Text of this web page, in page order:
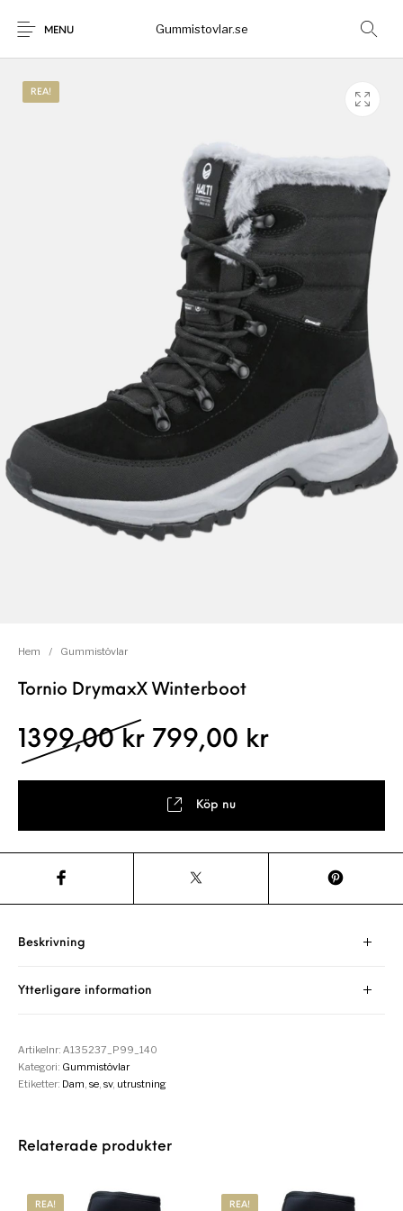
MENU Gummistovlar.se
REA!
Hem / Gummistövlar
Tornio DrymaxX Winterboot
1399,00 kr Det ursprungliga
799,00 krDet
Köp nu
Beskrivning
Ytterligare information
Artikelnr:A135237_P99_140
Kategori: Gummistövlar
Etiketter: Dam ,se ,sv, utrustning
Relaterade produkter
REA! REA!